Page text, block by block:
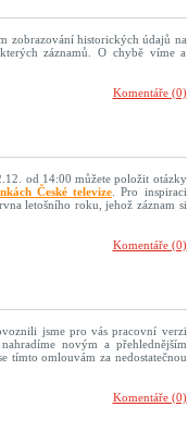
zobrazování historických údajů na
záznamů. O chybě víme a
Komentáře (0)
od 14:00 můžete položit otázky
České televize . Pro inspiraci
letošního roku, jehož záznam si
Komentáře (0)
jsme pro vás pracovní verzi
novým a přehlednějším
tímto omlouvám za nedostatečnou
Komentáře (0)